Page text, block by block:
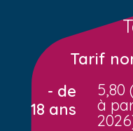
Tarif
- de
18 ans
5,80
à